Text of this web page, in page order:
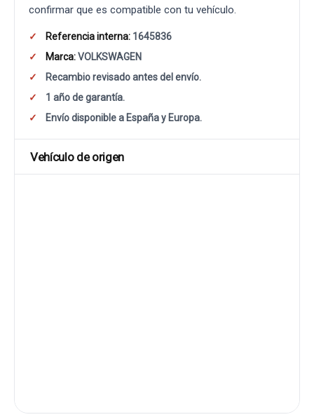
confirmar que es compatible con tu vehículo.
Referencia interna: 1645836
Marca:VOLKSWAGEN
Recambio revisado antes del envío.
1 año de garantía.
Envío disponible a España y Europa.
Vehículo de origen